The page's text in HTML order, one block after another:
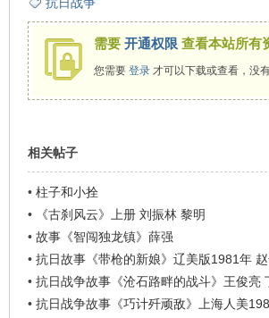
需要 开通权限 查看本站所有
您需要 登录才可以下载或查看，没
相关帖子
• 柱子和小拴
•
《古刹风云》上册 刘振林 黎明
• 故事《智闯独龙镇》薛强
• 抗日故事《带枪的新娘》辽美版1981年
• 抗日战争故事《沧石路畔的战斗》王俊亮
• 抗日战争故事《巧计歼顽敌》上海人美